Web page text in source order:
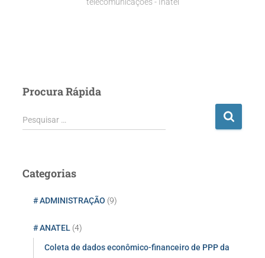
telecomunicações - Inatel
Procura Rápida
P
e
u
Pesquisar …
Categorias
# ADMINISTRAÇÃO (9)
# ANATEL (4)
Coleta de dados econômico-financeiro de PPP da